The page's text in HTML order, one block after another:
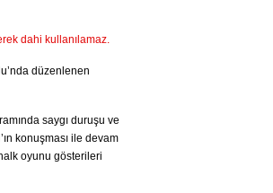
dahi kullanılamaz.
düzenlenen
saygı duruşu ve
konuşması ile devam
oyunu gösterileri